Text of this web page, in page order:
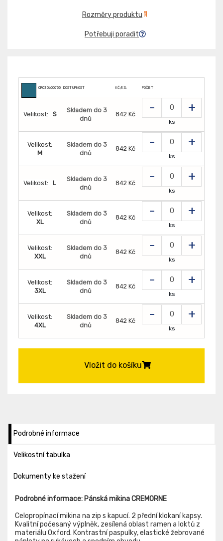
Rozměry produktu
Potřebuji poradit
CR0306007555 DOSTUPNOST KČ/KS: POČET
Velikost: S
Skladem do 3
dnů
842 Kč - +
ks
Velikost:
M
Skladem do 3
dnů
842 Kč - +
ks
Velikost: L
Skladem do 3
dnů
842 Kč - +
ks
Velikost:
XL
Skladem do 3
dnů
842 Kč - +
ks
Velikost:
XXL
Skladem do 3
dnů
842 Kč - +
ks
Velikost:
3XL
Skladem do 3
dnů
842 Kč - +
ks
Velikost:
4XL
Skladem do 3
dnů
842 Kč - +
ks
Vložit do košíku
Podrobné informace
Velikostní tabulka
Dokumenty ke stažení
Podrobné informace: Pánská mikina CREMORNE
Celopropínací mikina na zip s kapucí. 2 přední klokaní kapsy.
Kvalitní počesaný výplněk, zesílená oblast ramen a loktů z
materiálu Oxford. Kontrastní paspulky, elastické žebrované